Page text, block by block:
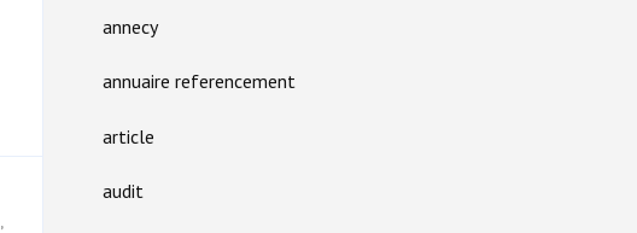
,
annecy
annuaire referencement
article
audit